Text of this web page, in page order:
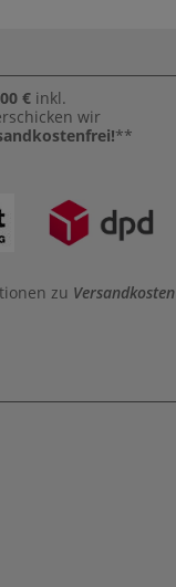
€ inkl.
wir
**
zu Versandkosten